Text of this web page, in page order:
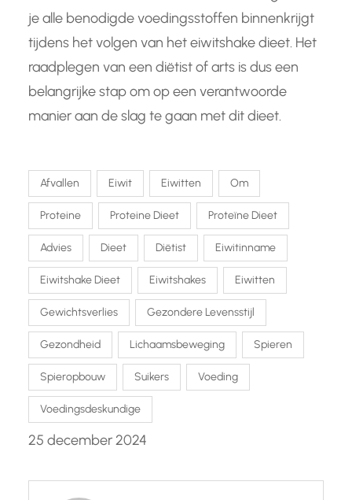
je alle benodigde voedingsstoffen binnenkrijgt
tijdens het volgen van het eiwitshake dieet. Het
raadplegen van een diëtist of arts is dus een
belangrijke stap om op een verantwoorde
manier aan de slag te gaan met dit dieet.
Afvallen Eiwit Eiwitten Om
Proteine Proteine Dieet Proteïne Dieet
Advies Dieet Diëtist Eiwitinname
Eiwitshake Dieet Eiwitshakes Eiwitten
Gewichtsverlies Gezondere Levensstijl
Gezondheid Lichaamsbeweging Spieren
Spieropbouw Suikers Voeding
Voedingsdeskundige
25 december 2024